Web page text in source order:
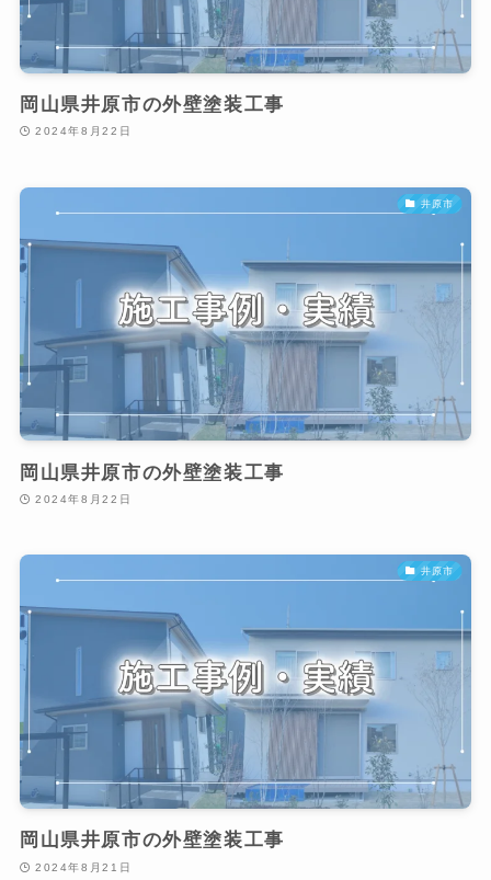
岡山県井原市の外壁塗装工事
2024年8月22日
井原市
岡山県井原市の外壁塗装工事
2024年8月22日
井原市
岡山県井原市の外壁塗装工事
2024年8月21日